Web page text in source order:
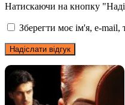
Натискаючи на кнопку
Зберегти моє ім'я, e-mail,